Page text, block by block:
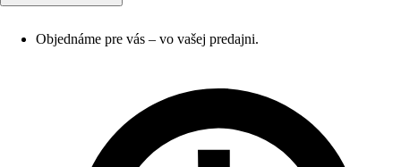
Objednáme pre vás – vo vašej predajni.